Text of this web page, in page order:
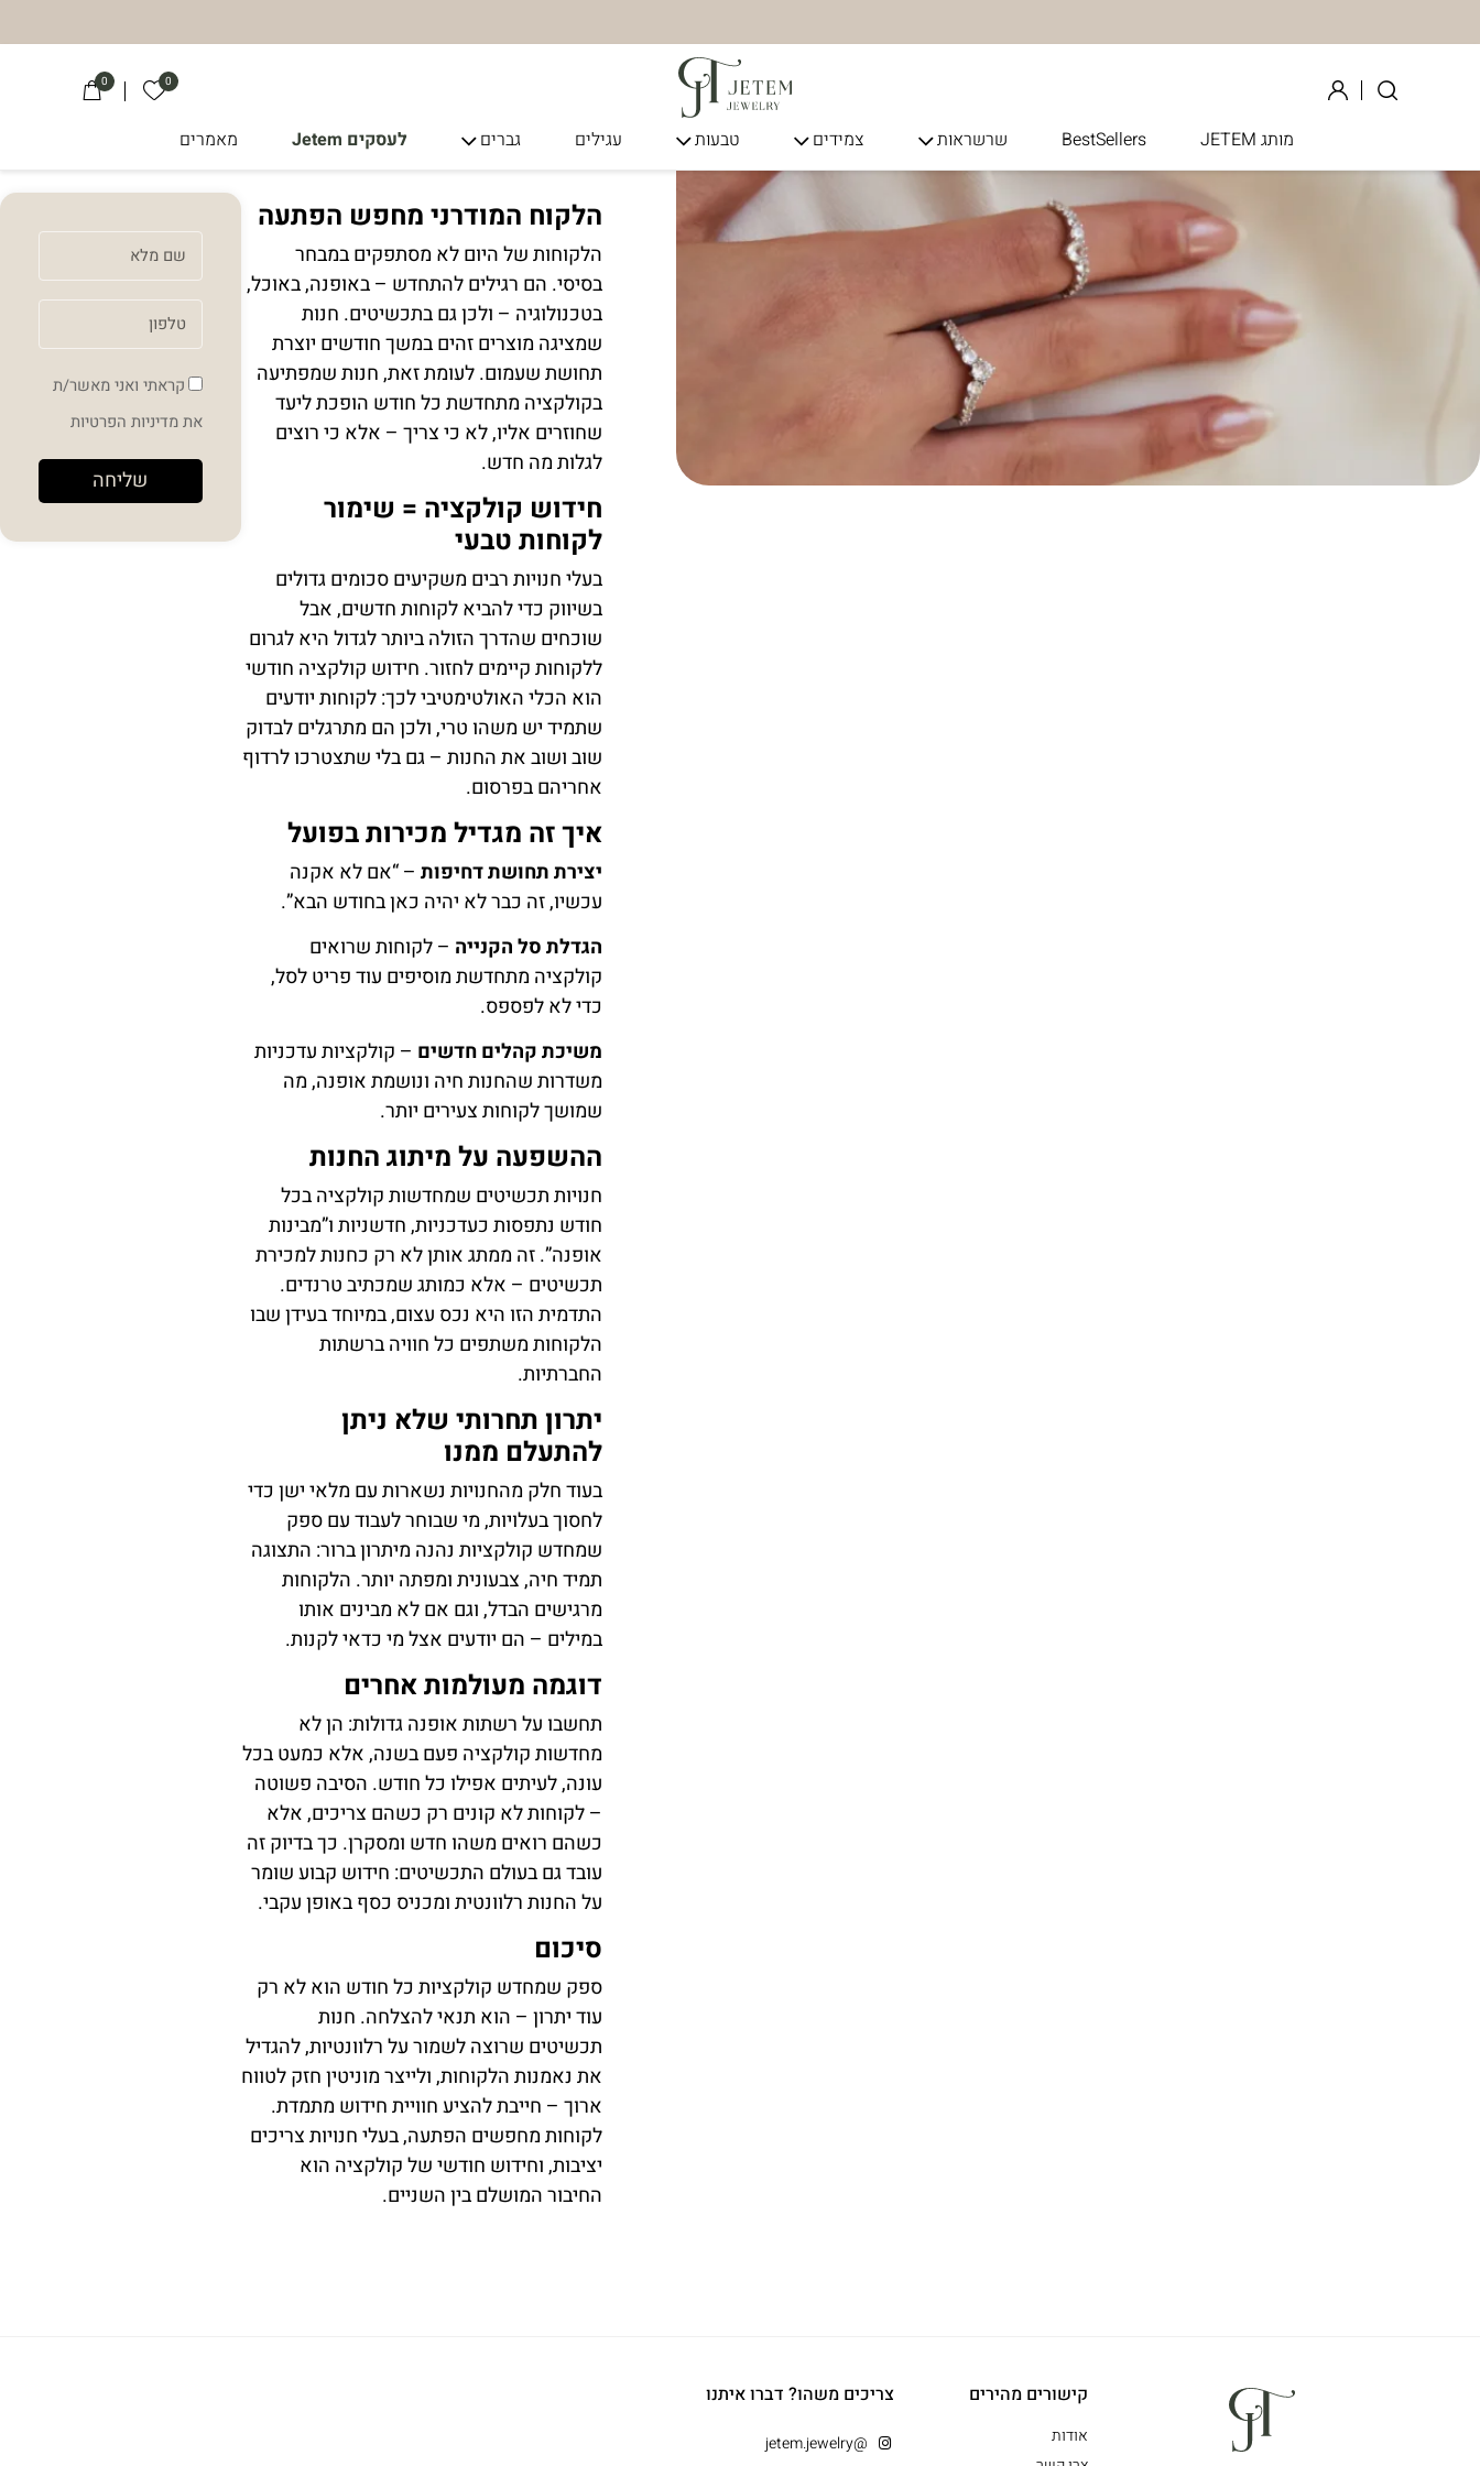
0 הרשימה שלי
0
מותג JETEM BestSellers שרשראות צמידים טבעות עגילים גברים לעסקים Jetem מאמרים
הלקוח המודרני מחפש הפתעה
הלקוחות של היום לא מסתפקים במבחר
בסיסי. הם רגילים להתחדש – באופנה, באוכל,
בטכנולוגיה – ולכן גם בתכשיטים. חנות
שמציגה מוצרים זהים במשך חודשים יוצרת
תחושת שעמום. לעומת זאת, חנות שמפתיעה
בקולקציה מתחדשת כל חודש הופכת ליעד
שחוזרים אליו, לא כי צריך – אלא כי רוצים
לגלות מה חדש.
חידוש קולקציה = שימור
לקוחות טבעי
בעלי חנויות רבים משקיעים סכומים גדולים
בשיווק כדי להביא לקוחות חדשים, אבל
שוכחים שהדרך הזולה ביותר לגדול היא לגרום
ללקוחות קיימים לחזור. חידוש קולקציה חודשי
הוא הכלי האולטימטיבי לכך: לקוחות יודעים
שתמיד יש משהו טרי, ולכן הם מתרגלים לבדוק
שוב ושוב את החנות – גם בלי שתצטרכו לרדוף
אחריהם בפרסום.
איך זה מגדיל מכירות בפועל
יצירת תחושת דחיפות– “אם לא אקנה
עכשיו, זה כבר לא יהיה כאן בחודש הבא”.
הגדלת סל הקנייה – לקוחות שרואים
קולקציה מתחדשת מוסיפים עוד פריט לסל,
כדי לא לפספס.
משיכת קהלים חדשים – קולקציות עדכניות
משדרות שהחנות חיה ונושמת אופנה, מה
שמושך לקוחות צעירים יותר.
ההשפעה על מיתוג החנות
חנויות תכשיטים שמחדשות קולקציה בכל
חודש נתפסות כעדכניות, חדשניות ו”מבינות
אופנה”. זה ממתג אותן לא רק כחנות למכירת
תכשיטים – אלא כמותג שמכתיב טרנדים.
התדמית הזו היא נכס עצום, במיוחד בעידן שבו
הלקוחות משתפים כל חוויה ברשתות
החברתיות.
יתרון תחרותי שלא ניתן
להתעלם ממנו
בעוד חלק מהחנויות נשארות עם מלאי ישן כדי
לחסוך בעלויות, מי שבוחר לעבוד עם ספק
שמחדש קולקציות נהנה מיתרון ברור: התצוגה
תמיד חיה, צבעונית ומפתה יותר. הלקוחות
מרגישים הבדל, וגם אם לא מבינים אותו
במילים – הם יודעים אצל מי כדאי לקנות.
דוגמה מעולמות אחרים
תחשבו על רשתות אופנה גדולות: הן לא
מחדשות קולקציה פעם בשנה, אלא כמעט בכל
עונה, לעיתים אפילו כל חודש. הסיבה פשוטה
– לקוחות לא קונים רק כשהם צריכים, אלא
כשהם רואים משהו חדש ומסקרן. כך בדיוק זה
עובד גם בעולם התכשיטים: חידוש קבוע שומר
על החנות רלוונטית ומכניס כסף באופן עקבי.
סיכום
ספק שמחדש קולקציות כל חודש הוא לא רק
עוד יתרון – הוא תנאי להצלחה. חנות
תכשיטים שרוצה לשמור על רלוונטיות, להגדיל
את נאמנות הלקוחות, ולייצר מוניטין חזק לטווח
ארוך – חייבת להציע חוויית חידוש מתמדת.
לקוחות מחפשים הפתעה, בעלי חנויות צריכים
יציבות, וחידוש חודשי של קולקציה הוא
החיבור המושלם בין השניים.
קראתי ואני מאשר/ת
אתמדיניות הפרטיות
שליחה
קישורים מהירים
אודות
צריכים משהו? דברו איתנו
@jetem.jewelry